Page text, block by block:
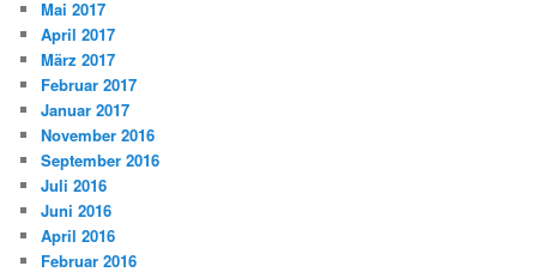
Mai 2017
April 2017
März 2017
Februar 2017
Januar 2017
November 2016
September 2016
Juli 2016
Juni 2016
April 2016
Februar 2016